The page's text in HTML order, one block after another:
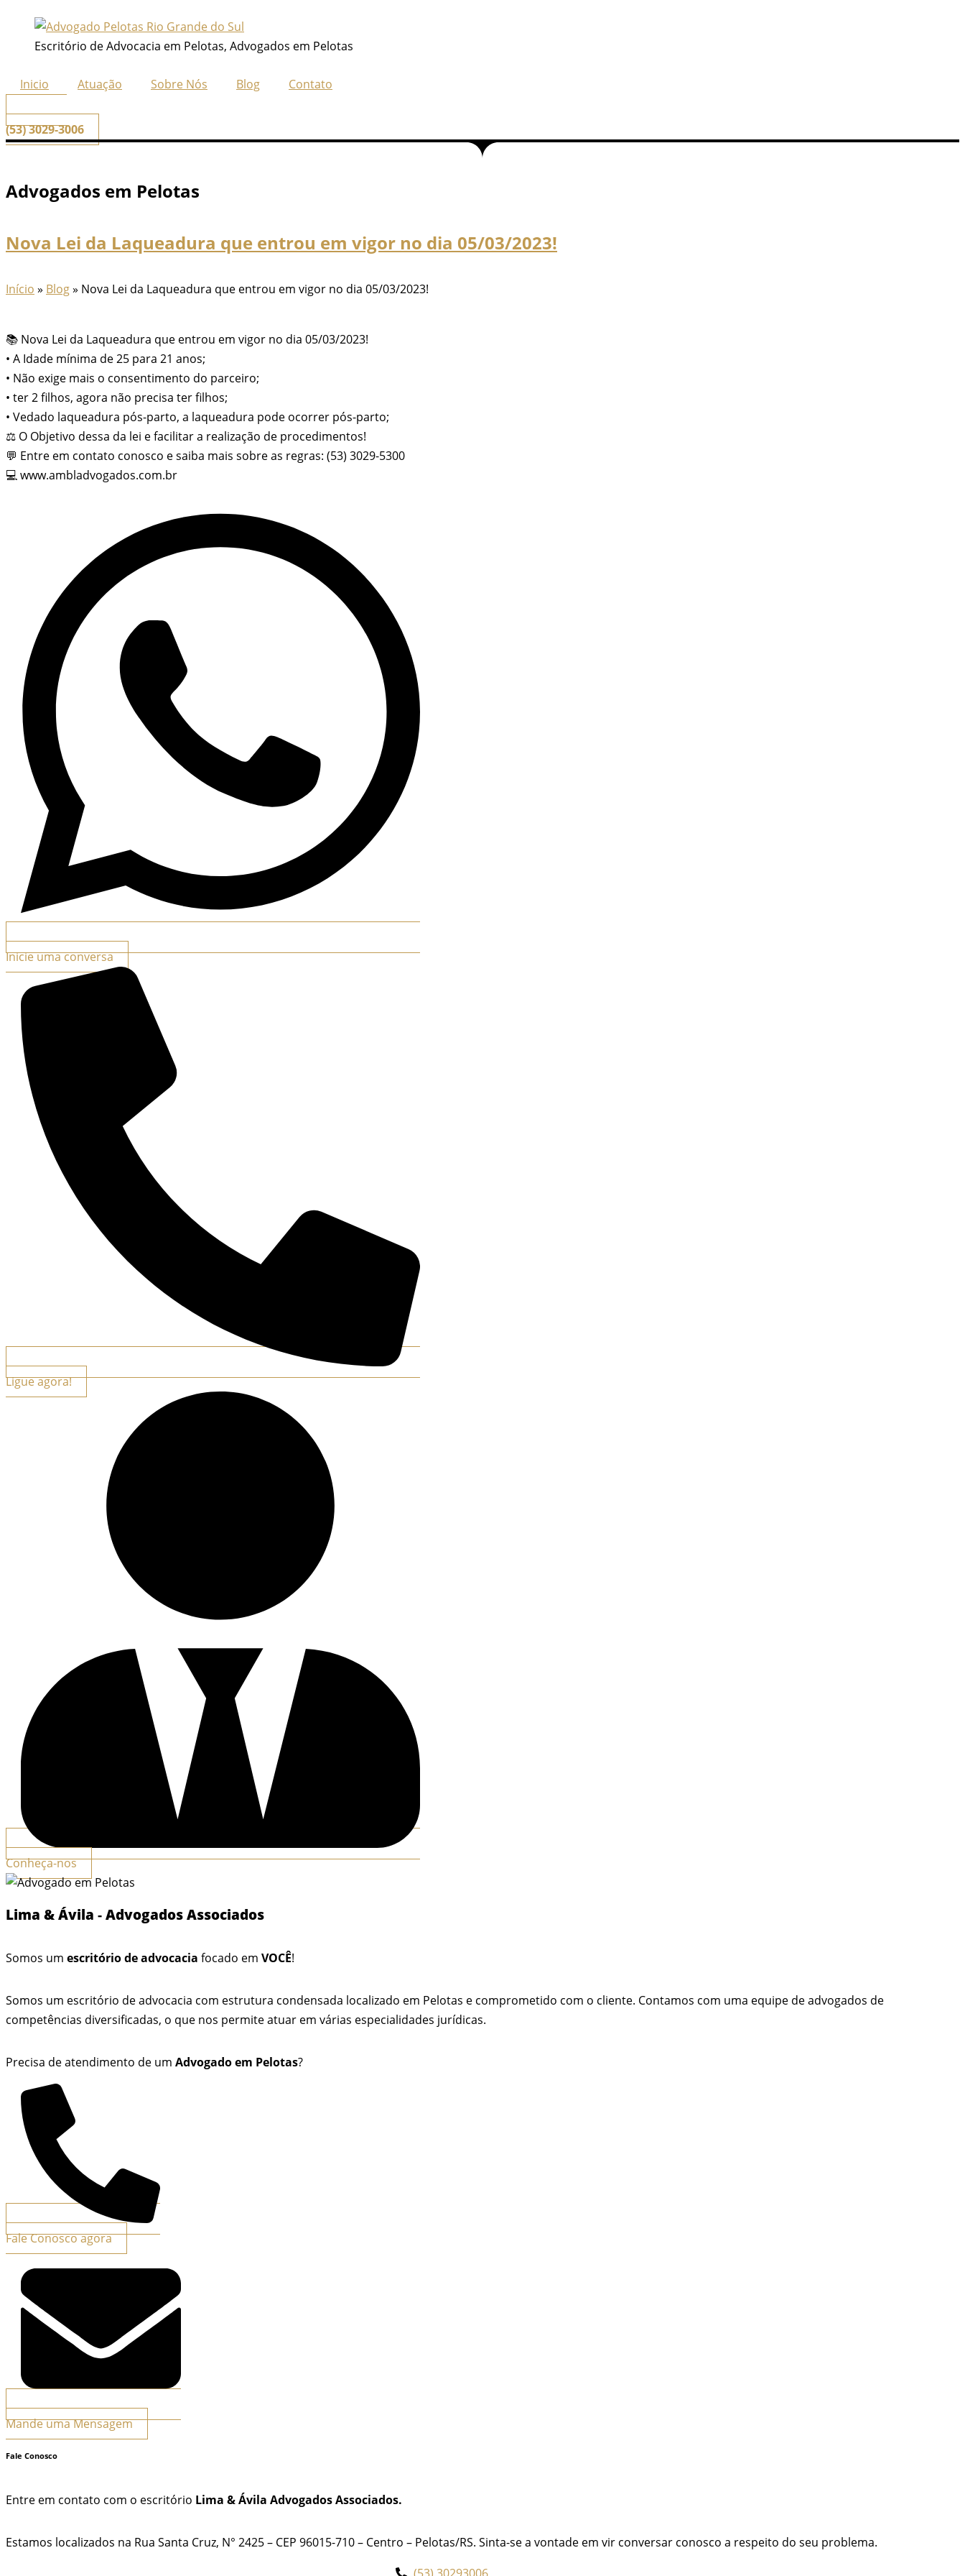
Escritório de Advocacia em Pelotas, Advogados em Pelotas
Inicio Atuação Sobre Nós Blog Contato
(53) 3029-3006
Advogados em Pelotas
Nova Lei da Laqueadura que entrou em vigor no dia 05/03/2023!
Início » Blog» Nova Lei da Laqueadura que entrou em vigor no dia 05/03/2023!
📚 Nova Lei da Laqueadura que entrou em vigor no dia 05/03/2023!
• A Idade mínima de 25 para 21 anos;
• Não exige mais o consentimento do parceiro;
• ter 2 filhos, agora não precisa ter filhos;
• Vedado laqueadura pós-parto, a laqueadura pode ocorrer pós-parto;
⚖ O Objetivo dessa da lei e facilitar a realização de procedimentos!
💬 Entre em contato conosco e saiba mais sobre as regras: (53) 3029-5300
💻 www.ambladvogados.com.br
Inicie uma conversa
Ligue agora!
Conheça-nos
Lima & Ávila - Advogados Associados
Somos um escritório de advocacia focado em VOCÊ!
Somos um escritório de advocacia com estrutura condensada localizado em Pelotas e comprometido com o cliente. Contamos com uma equipe de advogados de
competências diversificadas, o que nos permite atuar em várias especialidades jurídicas.
Precisa de atendimento de um Advogado em Pelotas?
Fale Conosco agora
Mande uma Mensagem
Fale Conosco
Entre em contato com o escritório Lima & Ávila Advogados Associados.
Estamos localizados na Rua Santa Cruz, N° 2425 – CEP 96015-710 – Centro – Pelotas/RS. Sinta-se a vontade em vir conversar conosco a respeito do seu problema.